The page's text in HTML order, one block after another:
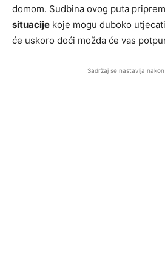
domom. Sudbina ovog puta
situacije koje mogu duboko
će uskoro doći možda će vas
Sadržaj se nastavlja